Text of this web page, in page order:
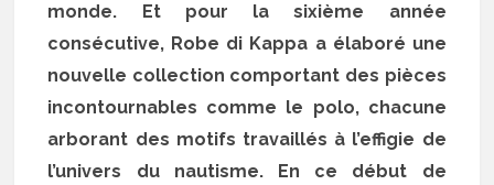
monde. Et pour la sixième année
consécutive, Robe di Kappa a élaboré une
nouvelle collection comportant des pièces
incontournables comme le polo, chacune
arborant des motifs travaillés à l’effigie de
l’univers du nautisme. En ce début de